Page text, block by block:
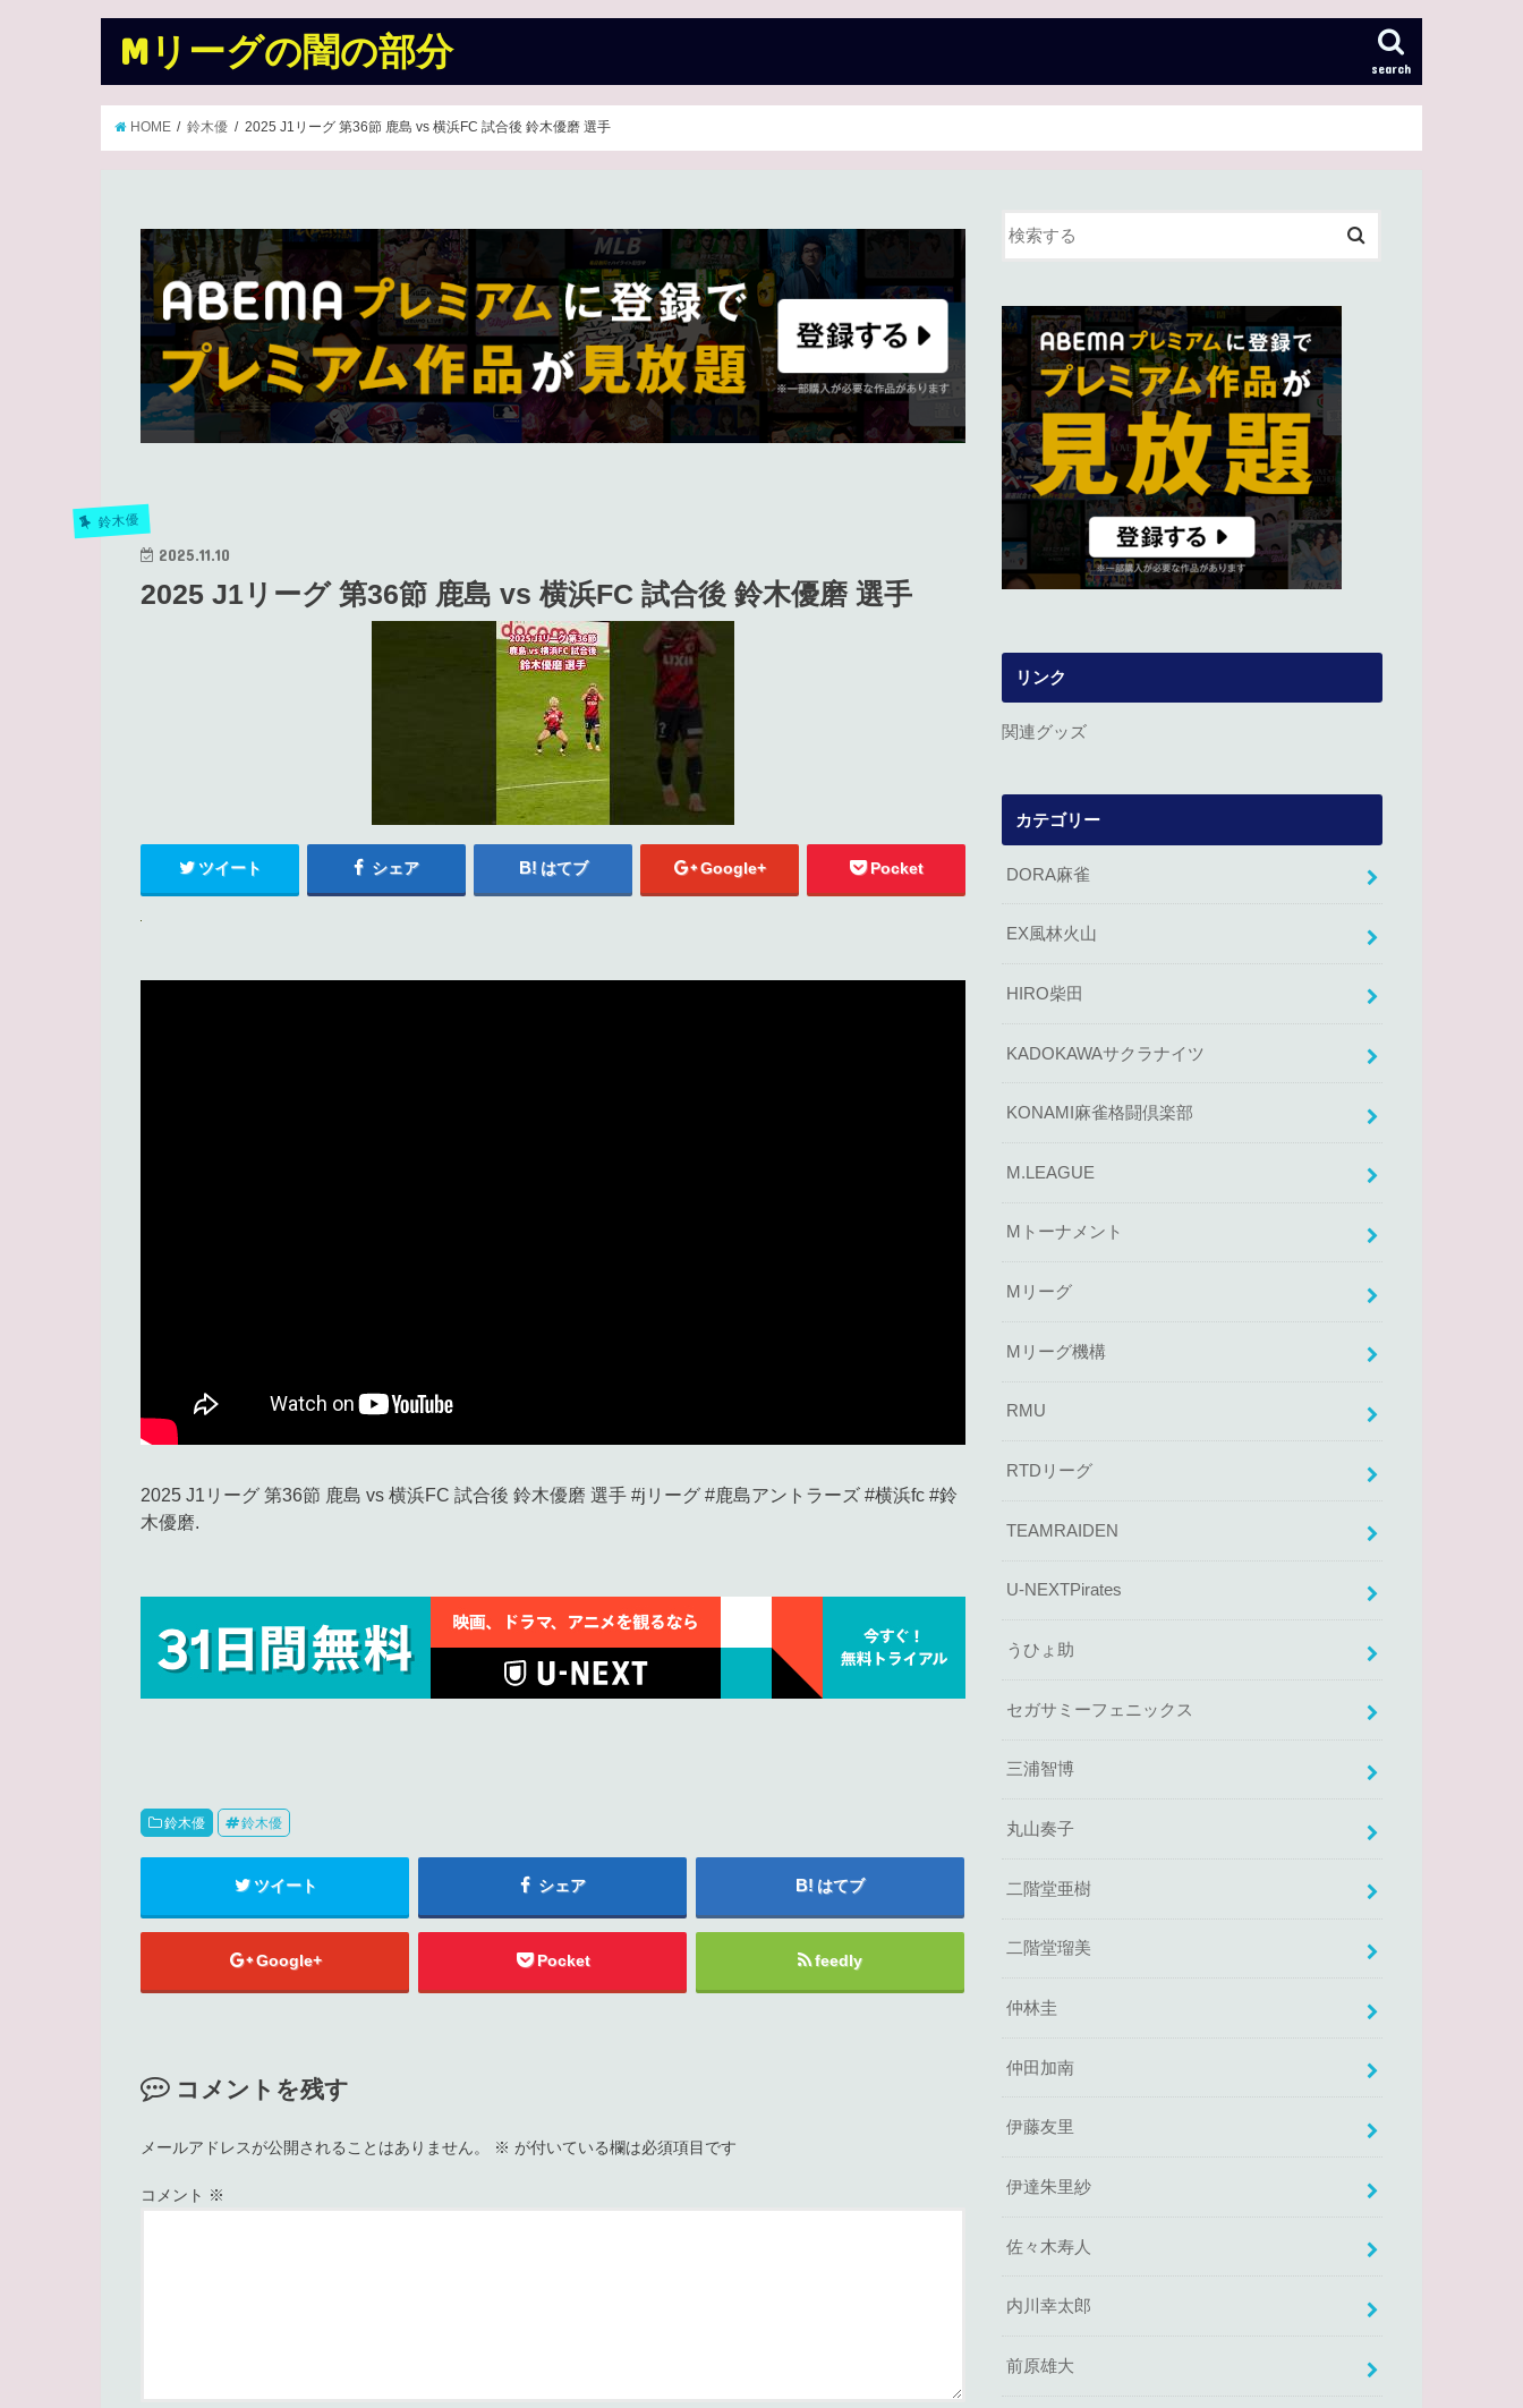
Mリーグの闇の部分 search
HOME 鈴木優 2025 J1リーグ 第36節 鹿島 vs 横浜FC 試合後 鈴木優磨 選手
鈴木優
2025.11.10
2025 J1リーグ 第36節 鹿島 vs 横浜FC 試合後 鈴木優磨 選手
ツイート シェア はてブ Google+ Pocket
2025 J1リーグ 第36節 鹿島 vs 横浜FC 試合後 鈴木優磨 選手 #jリーグ #鹿島アントラーズ #横浜fc #鈴
木優磨.
鈴木優 鈴木優
ツイート シェア はてブ
Google+ Pocket feedly
コメントを残す
メールアドレスが公開されることはありません。 ※ が付いている欄は必須項目です
コメント ※
リンク
関連グッズ
カテゴリー
DORA麻雀
EX風林火山
HIRO柴田
KADOKAWAサクラナイツ
KONAMI麻雀格闘倶楽部
M.LEAGUE
Mトーナメント
Mリーグ
Mリーグ機構
RMU
RTDリーグ
TEAMRAIDEN
U-NEXTPirates
うひょ助
セガサミーフェニックス
三浦智博
丸山奏子
二階堂亜樹
二階堂瑠美
仲林圭
仲田加南
伊藤友里
伊達朱里紗
佐々木寿人
内川幸太郎
前原雄大